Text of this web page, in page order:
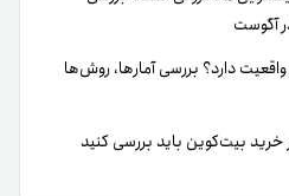
آگوست
دارد؟ بررسی آمارها، روش‌ها